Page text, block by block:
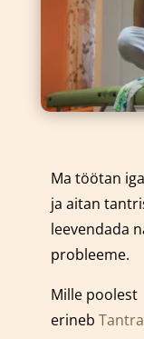
Ma töötan
ja aitan
leevendada
probleeme.
Mille poolest
erineb